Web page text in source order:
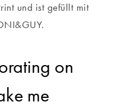
und ist gefüllt mit
on
me